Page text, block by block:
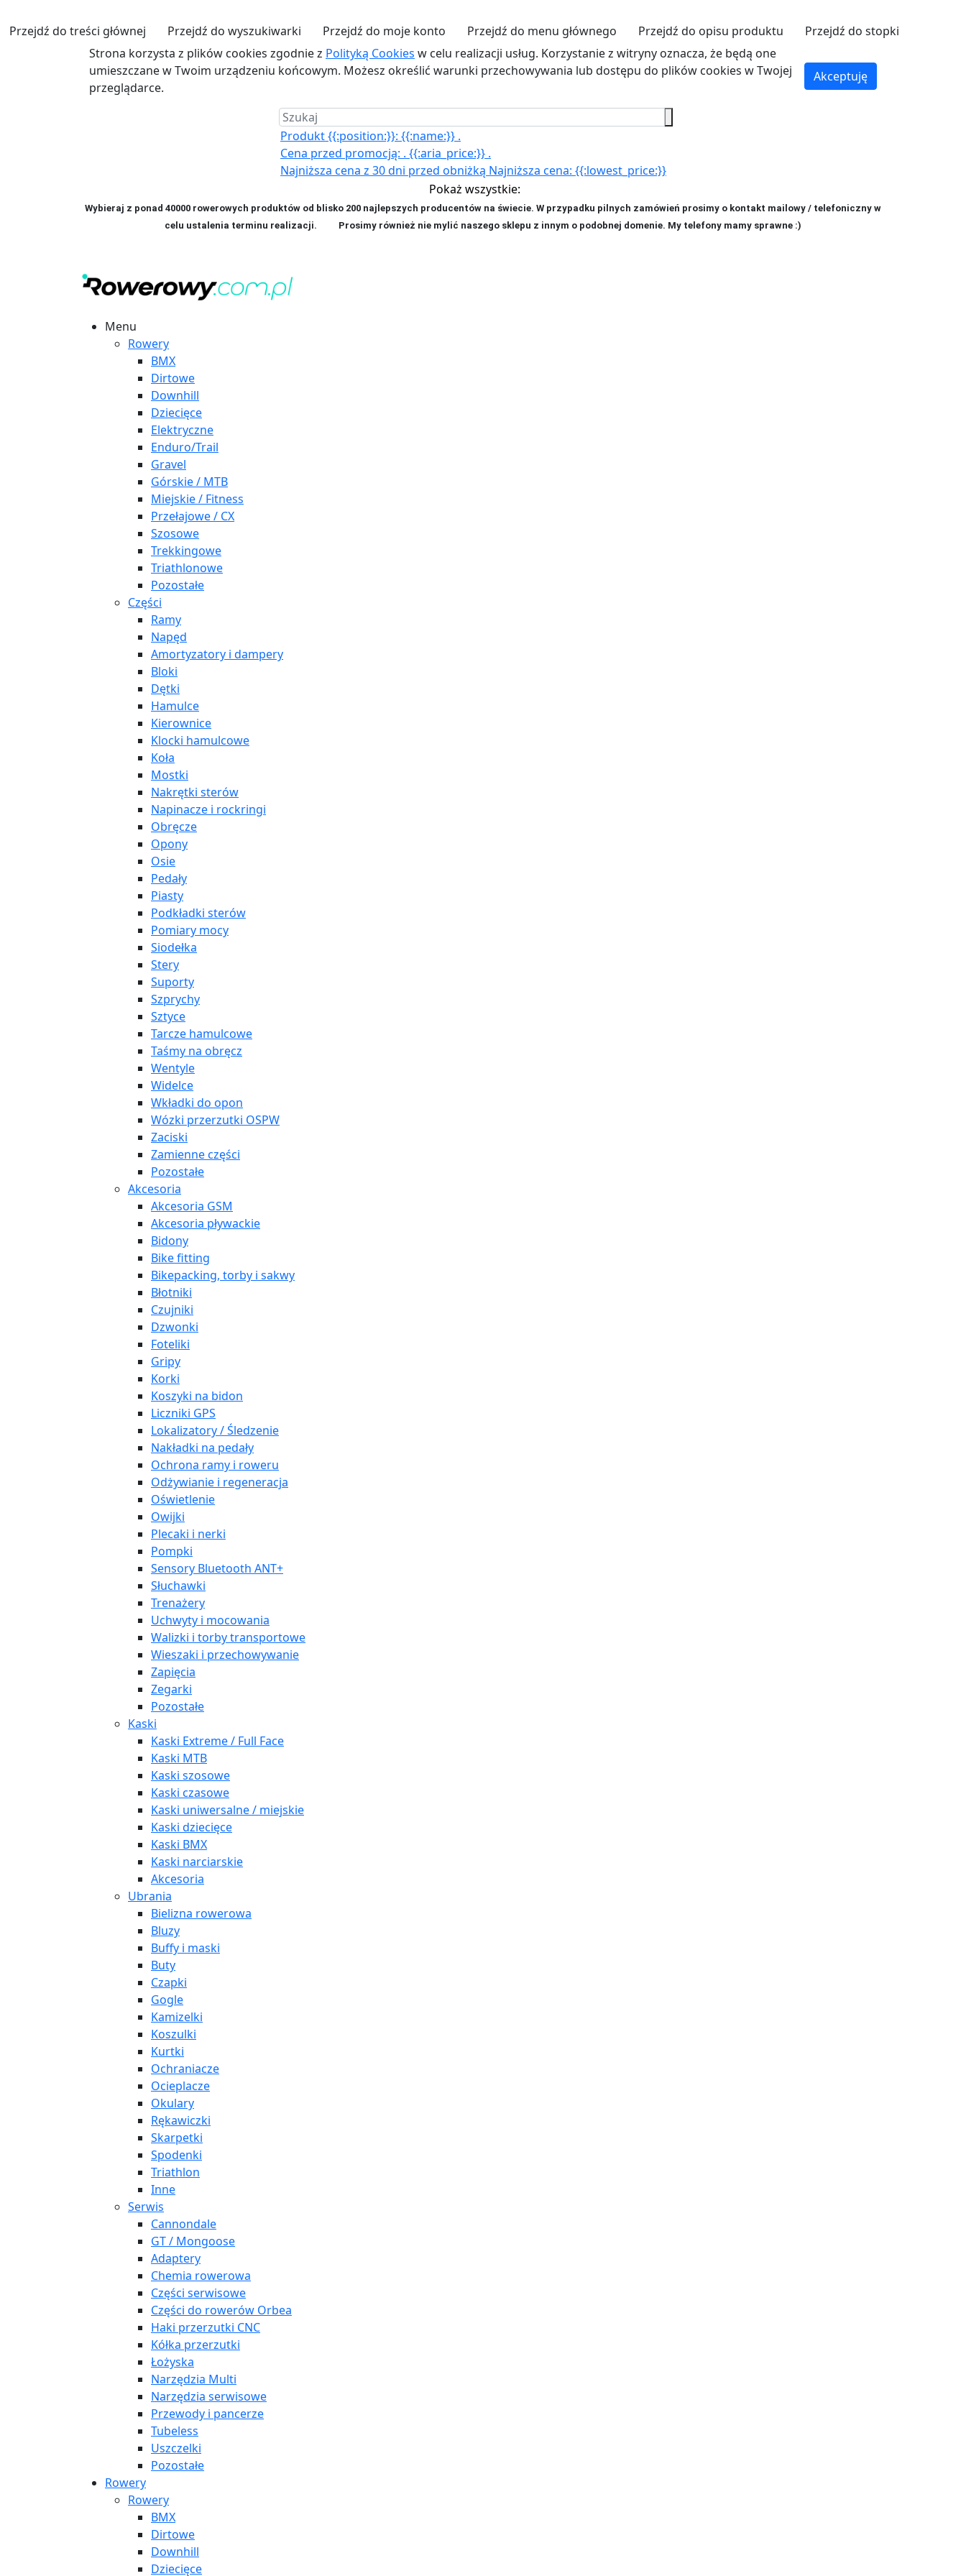
Przejdź do treści głównej Przejdź do wyszukiwarki Przejdź do moje konto Przejdź do menu głównego Przejdź do opisu produktu
Przejdź do stopki
Strona korzysta z plików cookies zgodnie z Polityką Cookies w celu realizacji usług. Korzystanie z witryny oznacza, że będą one
umieszczane w Twoim urządzeniu końcowym. Możesz określić warunki przechowywania lub dostępu do plików cookies w Twojej
przeglądarce.
Akceptuję
Produkt {{:position:}}: {{:name:}} .
Cena przed promocją: . {{:aria_price:}} .
Najniższa cena z 30 dni przed obniżką Najniższa cena: {{:lowest_price:}}
Pokaż wszystkie:
Wybieraj z ponad 40000 rowerowych produktów od blisko 200 najlepszych producentów na świecie. W przypadku pilnych zamówień prosimy o kontakt mailowy / telefoniczny w
celu ustalenia terminu realizacji. Prosimy również nie mylić naszego sklepu z innym o podobnej domenie. My telefony mamy sprawne :)
Menu
Rowery
BMX
Dirtowe
Downhill
Dziecięce
Elektryczne
Enduro/Trail
Gravel
Górskie / MTB
Miejskie / Fitness
Przełajowe / CX
Szosowe
Trekkingowe
Triathlonowe
Pozostałe
Części
Ramy
Napęd
Amortyzatory i dampery
Bloki
Dętki
Hamulce
Kierownice
Klocki hamulcowe
Koła
Mostki
Nakrętki sterów
Napinacze i rockringi
Obręcze
Opony
Osie
Pedały
Piasty
Podkładki sterów
Pomiary mocy
Siodełka
Stery
Suporty
Szprychy
Sztyce
Tarcze hamulcowe
Taśmy na obręcz
Wentyle
Widelce
Wkładki do opon
Wózki przerzutki OSPW
Zaciski
Zamienne części
Pozostałe
Akcesoria
Akcesoria GSM
Akcesoria pływackie
Bidony
Bike fitting
Bikepacking, torby i sakwy
Błotniki
Czujniki
Dzwonki
Foteliki
Gripy
Korki
Koszyki na bidon
Liczniki GPS
Lokalizatory / Śledzenie
Nakładki na pedały
Ochrona ramy i roweru
Odżywianie i regeneracja
Oświetlenie
Owijki
Plecaki i nerki
Pompki
Sensory Bluetooth ANT+
Słuchawki
Trenażery
Uchwyty i mocowania
Walizki i torby transportowe
Wieszaki i przechowywanie
Zapięcia
Zegarki
Pozostałe
Kaski
Kaski Extreme / Full Face
Kaski MTB
Kaski szosowe
Kaski czasowe
Kaski uniwersalne / miejskie
Kaski dziecięce
Kaski BMX
Kaski narciarskie
Akcesoria
Ubrania
Bielizna rowerowa
Bluzy
Buffy i maski
Buty
Czapki
Gogle
Kamizelki
Koszulki
Kurtki
Ochraniacze
Ocieplacze
Okulary
Rękawiczki
Skarpetki
Spodenki
Triathlon
Inne
Serwis
Cannondale
GT / Mongoose
Adaptery
Chemia rowerowa
Części serwisowe
Części do rowerów Orbea
Haki przerzutki CNC
Kółka przerzutki
Łożyska
Narzędzia Multi
Narzędzia serwisowe
Przewody i pancerze
Tubeless
Uszczelki
Pozostałe
Rowery
Rowery
BMX
Dirtowe
Downhill
Dziecięce